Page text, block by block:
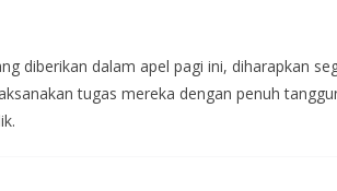
diberikan dalam apel pagi ini, diharapkan
tugas mereka dengan penuh